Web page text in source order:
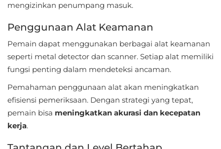
Food
Health
&
Fitness
House
&
mengizinkan penumpang masuk.
Penggunaan Alat Keamanan
Pemain dapat menggunakan berbagai alat keamanan
seperti metal detector dan scanner. Setiap alat memiliki
fungsi penting dalam mendeteksi ancaman.
Pemahaman penggunaan alat akan meningkatkan
efisiensi pemeriksaan. Dengan strategi yang tepat,
pemain bisa meningkatkan akurasi dan kecepatan
kerja.